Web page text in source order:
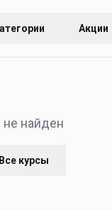
Акции
не найден
курсы